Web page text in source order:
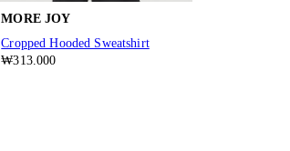
MORE JOY
Cropped Hooded Sweatshirt
₩313.000